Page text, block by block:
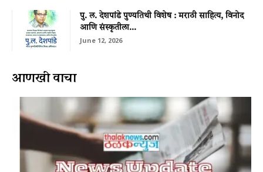
पु. ल. देशपांडे पुण्यतिथी विशेष : मराठी साहित्य, विनोद
आणि संस्कृतीला...
June 12, 2026
आणखी वाचा